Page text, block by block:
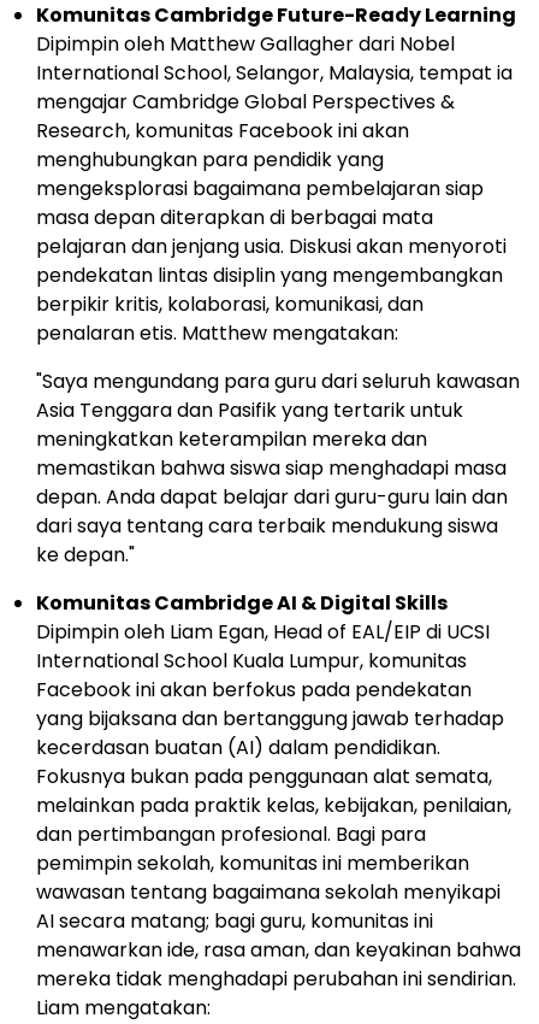
Komunitas Cambridge Future-Ready Learning
Dipimpin oleh Matthew Gallagherdari Nobel
International School,Selangor, Malaysia, tempat ia
mengajar Cambridge Global Perspectives &
Research, komunitas Facebook ini akan
menghubungkan para pendidik yang
mengeksplorasi bagaimana pembelajaran siap
masa depan diterapkan di berbagai mata
pelajaran dan jenjang usia. Diskusi akan menyoroti
pendekatan lintas disiplin yang mengembangkan
berpikir kritis, kolaborasi, komunikasi, dan
penalaran etis. Matthew mengatakan:
"Saya mengundang para guru dari seluruh kawasan
Asia Tenggaradan Pasifik yang tertarik untuk
meningkatkan keterampilan mereka dan
memastikan bahwa siswa siap menghadapi masa
depan. Anda dapat belajar dari guru-guru lain dan
dari saya tentang cara terbaik mendukung siswa
ke depan."
Komunitas Cambridge AI & Digital Skills
Dipimpin oleh Liam Egan, Head of EAL/EIP di UCSI
International School Kuala Lumpur, komunitas
Facebook ini akan berfokus pada pendekatan
yang bijaksana dan bertanggung jawab terhadap
kecerdasan buatan (AI) dalam pendidikan.
Fokusnya bukan pada penggunaan alat semata,
melainkan pada praktik kelas, kebijakan, penilaian,
dan pertimbangan profesional. Bagi para
pemimpin sekolah, komunitas ini memberikan
wawasan tentang bagaimana sekolah menyikapi
AI secara matang; bagi guru, komunitas ini
menawarkan ide, rasa aman, dan keyakinan bahwa
mereka tidak menghadapi perubahan ini sendirian.
Liam mengatakan: